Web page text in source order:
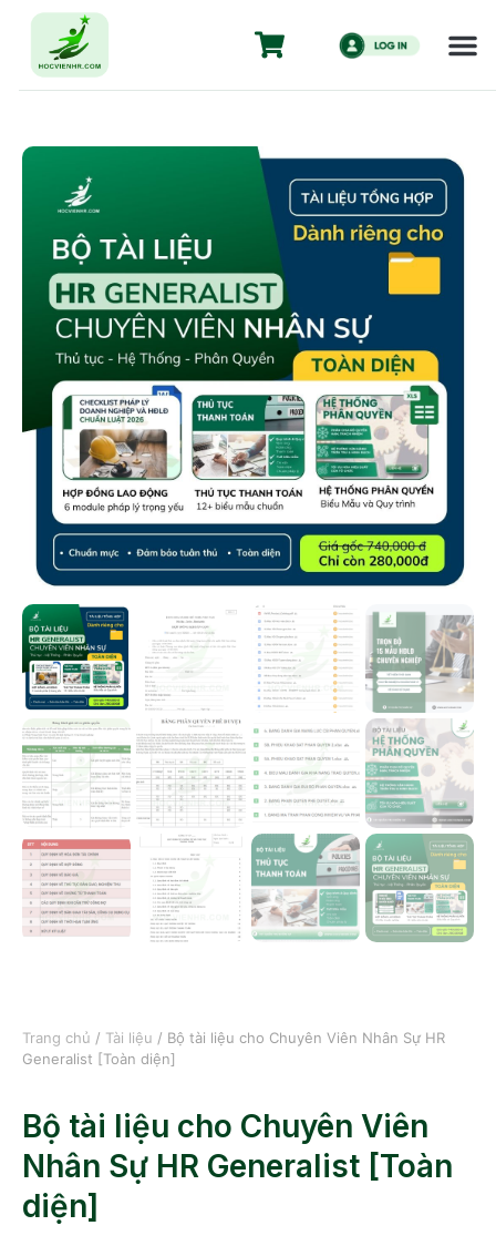
Trang chủ / Tài liệu / Bộ tài liệu cho Chuyên Viên Nhân Sự HR
Generalist [Toàn diện]
Bộ tài liệu cho Chuyên Viên
Nhân Sự HR Generalist [Toàn
diện]